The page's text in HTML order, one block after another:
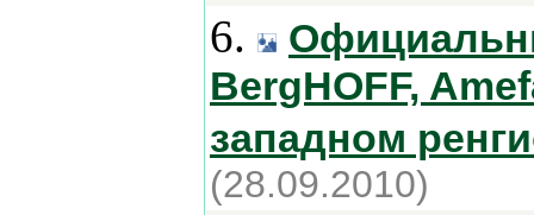
6.
BergHOFF,
западном
(28.09.2010)